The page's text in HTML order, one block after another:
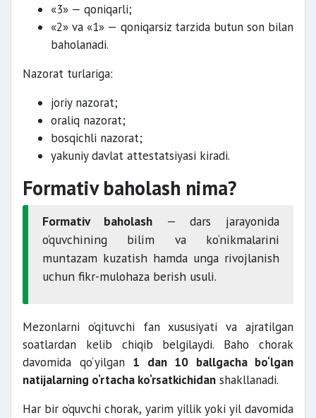
«3» — qoniqarli;
«2» va «1» — qoniqarsiz tarzida butun son bilan
baholanadi.
Nazorat turlariga:
joriy nazorat;
oraliq nazorat;
bosqichli nazorat;
yakuniy davlat attestatsiyasi kiradi.
Formativ baholash nima?
Formativ baholash— dars jarayonida
o‘quvchining bilim va ko‘nikmalarini
muntazam kuzatish hamda unga rivojlanish
uchun fikr-mulohaza berish usuli.
Mezonlarni o‘qituvchi fan xususiyati va ajratilgan
soatlardan kelib chiqib belgilaydi. Baho chorak
davomida qo‘yilgan 1 dan 10 ballgacha bo‘lgan
natijalarning o‘rtacha ko‘rsatkichidan shakllanadi.
Har bir o‘quvchi chorak, yarim yillik yoki yil davomida